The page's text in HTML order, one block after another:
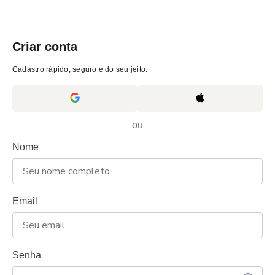
Criar conta
Cadastro rápido, seguro e do seu jeito.
ou
Nome
Email
Senha